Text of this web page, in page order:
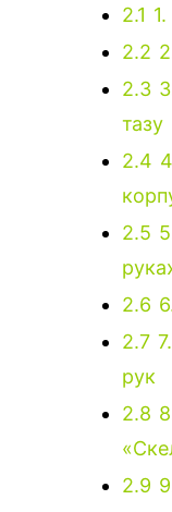
2.1
2.2
2.3
тазу
2.4
2.5
2.6
2.7
рук
2.8
2.9